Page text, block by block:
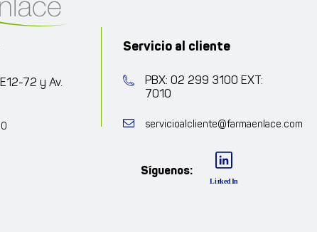
72 y Av.
Servicio al cliente
PBX: 02 299 3100 EXT:
7010
servicioalcliente@farmaenlace.com
Síguenos: